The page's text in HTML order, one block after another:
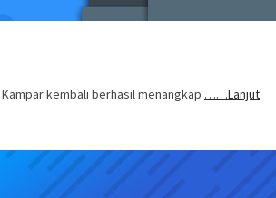
kembali berhasil menangkap ……Lanjut